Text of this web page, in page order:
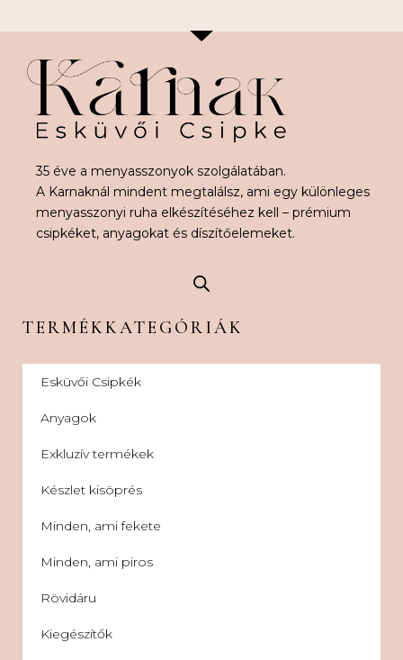
35 éve a menyasszonyok szolgálatában.
A Karnaknál mindent megtalálsz, ami egy különleges
menyasszonyi ruha elkészítéséhez kell – prémium
csipkéket, anyagokat és díszítőelemeket.
TERMÉKKATEGÓRIÁK
Esküvői Csipkék
Anyagok
Exkluzív termékek
Készlet kisöprés
Minden, ami fekete
Minden, ami piros
Rövidáru
Kiegészítők